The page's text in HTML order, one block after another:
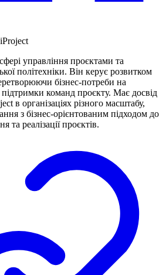
управління проєктами та
політехніки. Він керує розвитком
бізнес-потреби на
команд проєкту. Має досвід
в організаціях різного масштабу,
з бізнес-орієнтованим підходом до
та реалізації проєктів.